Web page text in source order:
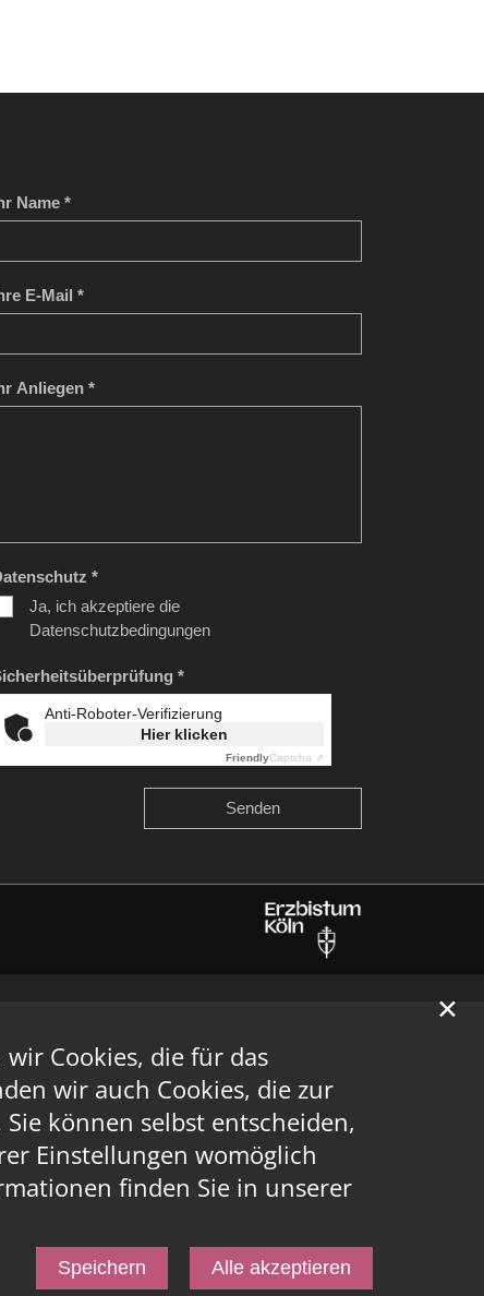
Cookies, die für das
wir auch Cookies, die zur
können selbst entscheiden,
Einstellungen womöglich
finden Sie in unserer
Speichern Alle akzeptieren
✕
Name *
E-Mail *
Anliegen *
*
Ja, ich akzeptiere die
Datenschutzbedingungen
*
Anti-Roboter-Verifizierung
Hier klicken
FriendlyCaptcha ⇗